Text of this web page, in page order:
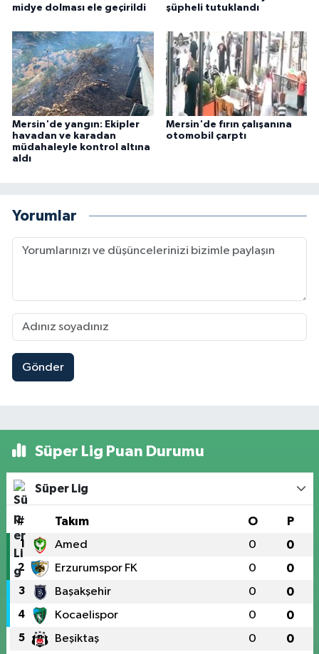
midye dolması ele geçirildi
şüpheli tutuklandı
Mersin'de yangın: Ekipler
havadan ve karadan
müdahaleyle kontrol altına
aldı
Mersin'de fırın çalışanına
otomobil çarptı
Yorumlar
Gönder
Süper Lig Puan Durumu
Süper Lig
# Takım O P
1 Amed 0 0
2 Erzurumspor FK 0 0
3 Başakşehir 0 0
4 Kocaelispor 0 0
5 Beşiktaş 0 0